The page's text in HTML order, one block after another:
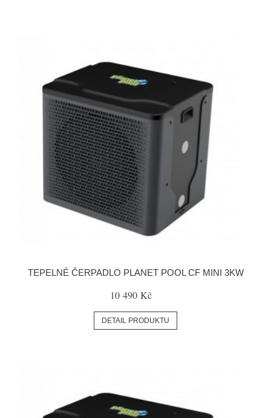
TEPELNÉ ČERPADLO PLANET POOL CF MINI 3KW
10 490 Kč
DETAIL PRODUKTU